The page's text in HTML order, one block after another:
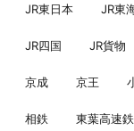
JR東日本 JR東
JR四国 JR貨物
京成 京王
相鉄 東葉高速